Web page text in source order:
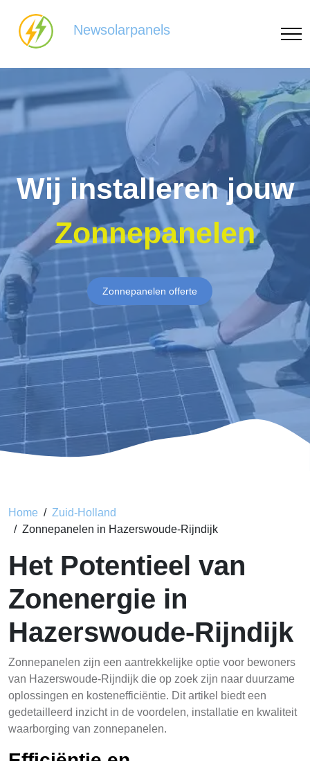
Newsolarpanels
Wij installeren jouw
Zonnepanelen
Zonnepanelen offerte
Home
Zuid-Holland
Zonnepanelen in Hazerswoude-Rijndijk
Het Potentieel van
Zonenergie in
Hazerswoude-Rijndijk
Zonnepanelen zijn een aantrekkelijke optie voor bewoners
van Hazerswoude-Rijndijk die op zoek zijn naar duurzame
oplossingen en kostenefficiëntie. Dit artikel biedt een
gedetailleerd inzicht in de voordelen, installatie en kwaliteit
waarborging van zonnepanelen.